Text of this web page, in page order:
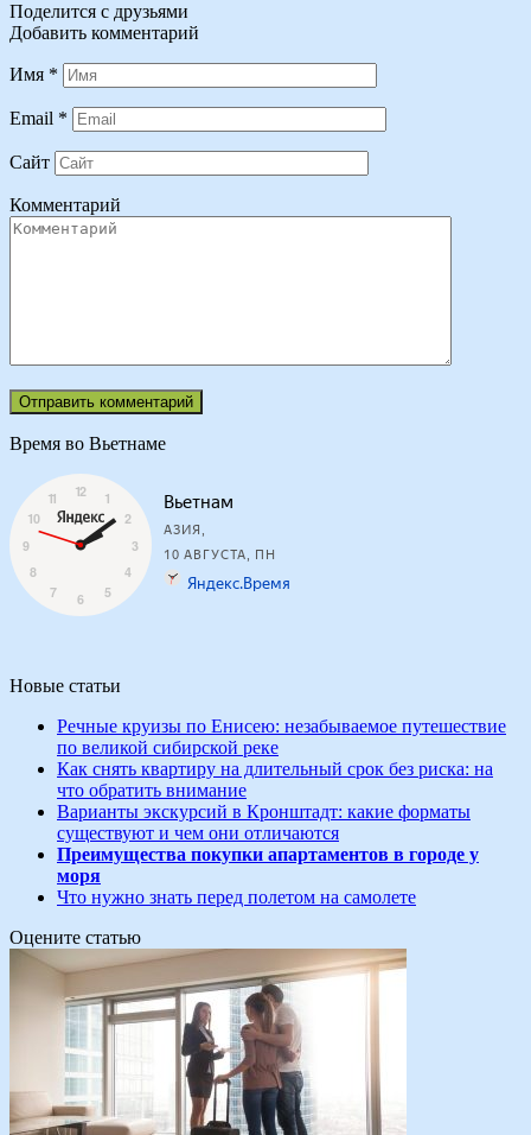
Поделится с друзьями
Добавить комментарий
Имя *
Email *
Сайт
Комментарий
Время во Вьетнаме
Новые статьи
Речные круизы по Енисею: незабываемое путешествие
по великой сибирской реке
Как снять квартиру на длительный срок без риска: на
что обратить внимание
Варианты экскурсий в Кронштадт: какие форматы
существуют и чем они отличаются
Преимущества покупки апартаментов в городе у
моря
Что нужно знать перед полетом на самолете
Оцените статью